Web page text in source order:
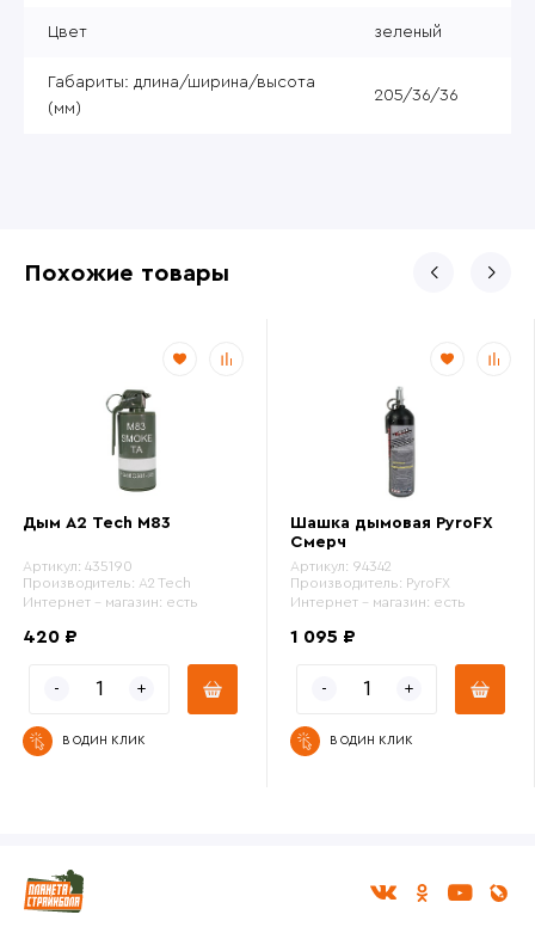
Цвет зеленый
Габариты: длина/ширина/высота
(мм)
205/36/36
Похожие товары
Дым A2 Tech М83
Артикул: 435190
Производитель: A2 Tech
Интернет - магазин: есть
420 ₽
В ОДИН КЛИК
Шашка дымовая PyroFX
Смерч
Артикул: 94342
Производитель: PyroFX
Интернет - магазин: есть
1 095 ₽
В ОДИН КЛИК